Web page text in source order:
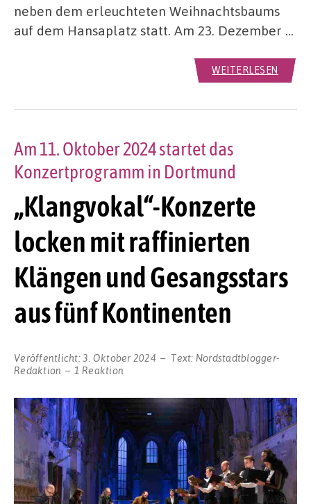
neben dem erleuchteten Weihnachtsbaums
auf dem Hansaplatz statt. Am 23. Dezember …
WEITERLESEN
„Klangvokal“-Konzerte
locken mit raffinierten
Klängen und Gesangsstars
aus fünf Kontinenten
Am 11. Oktober 2024 startet das
Konzertprogramm in Dortmund
Veröffentlicht:3. Oktober 2024 Text: Nordstadtblogger-
Redaktion
1 Reaktion